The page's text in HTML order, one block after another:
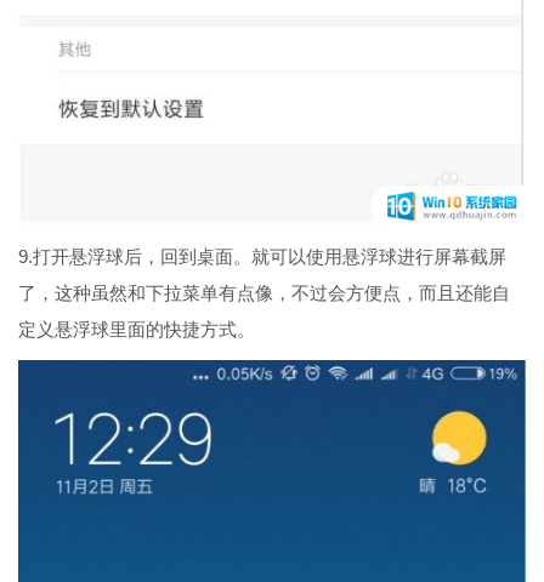
9.打开悬浮球后，回到桌面。就可以使用悬浮球进行屏幕截屏
了，这种虽然和下拉菜单有点像，不过会方便点，而且还能自
定义悬浮球里面的快捷方式。